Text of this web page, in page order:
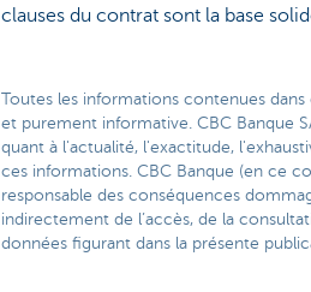
clauses du contrat sont la base
Toutes les informations contenues
et purement informative. CBC Banque
quant à l'actualité, l'exactitude,
ces informations. CBC Banque (en ce
responsable des conséquences
indirectement de l’accès, de la
données figurant dans la présente